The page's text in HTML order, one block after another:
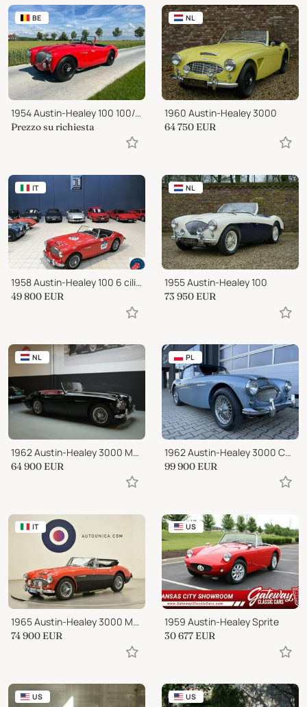
BE
1954 Austin-Healey 100 100/4 BN1
Prezzo su richiesta
NL
1960 Austin-Healey 3000
64 750 EUR
IT
1958 Austin-Healey 100 6 cilinders BN4
49 800 EUR
NL
1955 Austin-Healey 100
73 950 EUR
NL
1962 Austin-Healey 3000 MK2 Restored
64 900 EUR
PL
1962 Austin-Healey 3000 Convertible
99 900 EUR
IT
1965 Austin-Healey 3000 MK III Cabrio
74 900 EUR
US
1959 Austin-Healey Sprite
30 677 EUR
US US